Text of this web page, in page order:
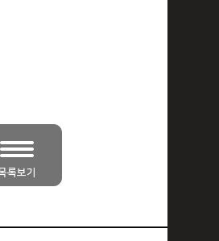
록보기